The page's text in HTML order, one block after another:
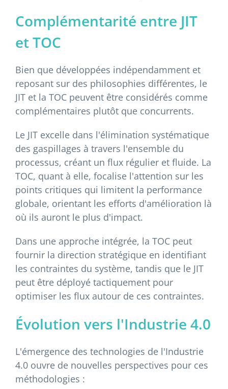
Complémentarité entre JIT
et TOC
Bien que développées indépendamment et
reposant sur des philosophies différentes, le
JIT et la TOC peuvent être considérés comme
complémentaires plutôt que concurrents.
Le JIT excelle dans l'élimination systématique
des gaspillages à travers l'ensemble du
processus, créant un flux régulier et fluide. La
TOC, quant à elle, focalise l'attention sur les
points critiques qui limitent la performance
globale, orientant les efforts d'amélioration là
où ils auront le plus d'impact.
Dans une approche intégrée, la TOC peut
fournir la direction stratégique en identifiant
les contraintes du système, tandis que le JIT
peut être déployé tactiquement pour
optimiser les flux autour de ces contraintes.
Évolution vers l'Industrie 4.0
L'émergence des technologies de l'Industrie
4.0 ouvre de nouvelles perspectives pour ces
méthodologies :